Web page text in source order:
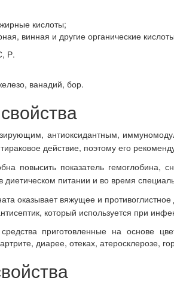
кислоты;
винная и другие органические
Р.
ванадий, бор.
антиоксидантным,
действие, поэтому его
повысить показатель гемоглобина,
диетическом питании и во время
оказывает вяжущее и
который используется при
приготовленные на основе
диарее, отеках, атеросклерозе,